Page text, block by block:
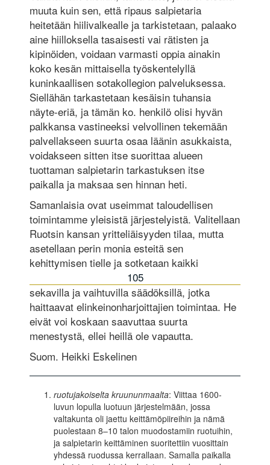
muuta kuin sen, että ripaus salpietaria
heitetään hiilivalkealle ja tarkistetaan, palaako
aine hiilloksella tasaisesti vai rätisten ja
kipinöiden, voidaan varmasti oppia ainakin
koko kesän mittaisella työskentelyllä
kuninkaallisen sotakollegion palveluksessa.
Siellähän tarkastetaan kesäisin tuhansia
näyte-eriä, ja tämän ko. henkilö olisi hyvän
palkkansa vastineeksi velvollinen tekemään
palvellakseen suurta osaa läänin asukkaista,
voidakseen sitten itse suorittaa alueen
tuottaman salpietarin tarkastuksen itse
paikalla ja maksaa sen hinnan heti.
Samanlaisia ovat useimmat taloudellisen
toimintamme yleisistä järjestelyistä. Valitellaan
Ruotsin kansan yritteliäisyyden tilaa, mutta
asetellaan perin monia esteitä sen
kehittymisen tielle ja sotketaan kaikki
105
sekavilla ja vaihtuvilla säädöksillä, jotka
haittaavat elinkeinonharjoittajien toimintaa. He
eivät voi koskaan saavuttaa suurta
menestystä, ellei heillä ole vapautta.
Suom. Heikki Eskelinen
ruotujakoiselta kruununmaalta: Viittaa 1600-
luvun lopulla luotuun järjestelmään, jossa
valtakunta oli jaettu keittämöpiireihin ja nämä
puolestaan 8–10 talon muodostamiin ruotuihin,
ja salpietarin keittäminen suoritettiin vuosittain
yhdessä ruodussa kerrallaan. Samalla paikalla